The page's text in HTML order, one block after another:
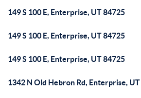
149 S 100 E, Enterprise, UT 84725
149 S 100 E, Enterprise, UT 84725
149 S 100 E, Enterprise, UT 84725
1342 N Old Hebron Rd, Enterprise,